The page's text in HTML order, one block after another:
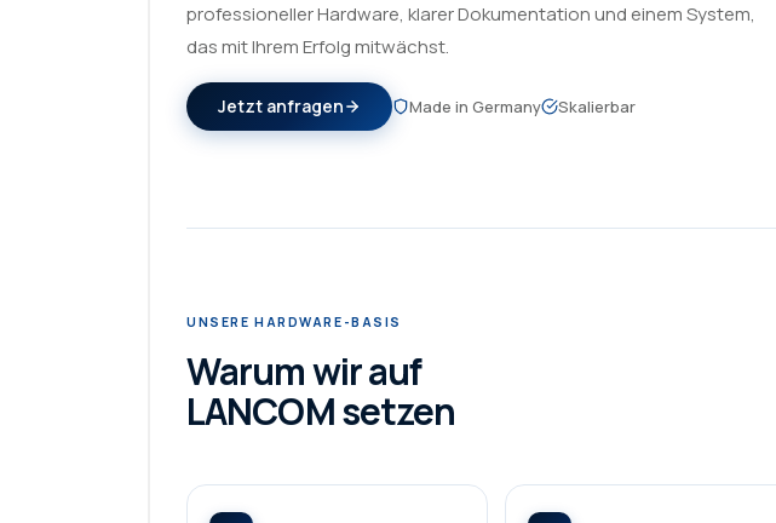
professioneller Hardware, klarer Dokumentation und einem System,
das mit Ihrem Erfolg mitwächst.
Jetzt anfragen Made in Germany Skalierbar
UNSERE HARDWARE-BASIS
Warum wir auf
LANCOM setzen